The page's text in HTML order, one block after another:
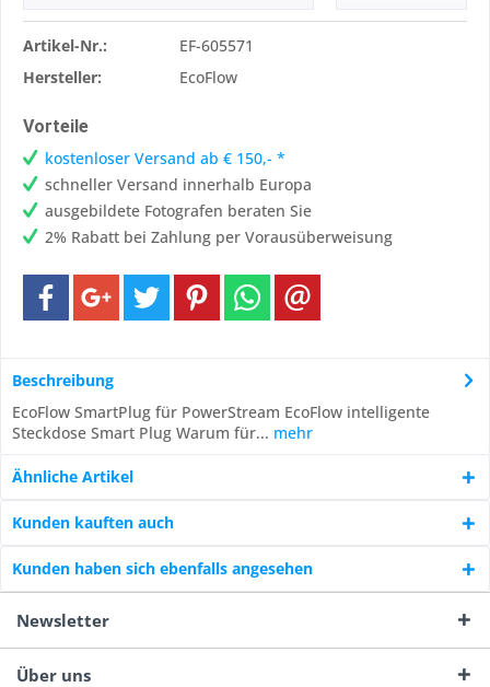
Artikel-Nr.:
EF-605571
Hersteller:
EcoFlow
Vorteile
kostenloser Versand ab € 150,- *
schneller Versand innerhalb Europa
ausgebildete Fotografen beraten Sie
2% Rabatt bei Zahlung per Vorausüberweisung
Beschreibung
EcoFlow SmartPlug für PowerStream EcoFlow intelligente
Steckdose Smart Plug Warum für... mehr
Ähnliche Artikel
Kunden kauften auch
Kunden haben sich ebenfalls angesehen
Newsletter
Über uns